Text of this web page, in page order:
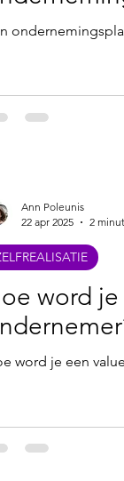
word
word je een
Ann Poleunis
22 apr 2025
2